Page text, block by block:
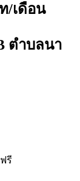
/เดือน
ตำบลนา
รี